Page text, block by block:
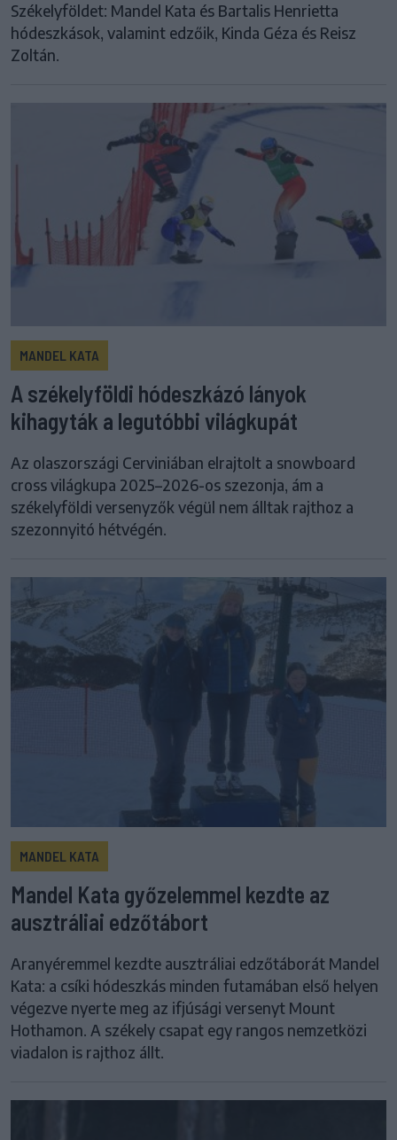
Székelyföldet: Mandel Kata és Bartalis Henrietta
hódeszkások, valamint edzőik, Kinda Géza és Reisz
Zoltán.
MANDEL KATA
A székelyföldi hódeszkázó lányok
kihagyták a legutóbbi világkupát
Az olaszországi Cerviniában elrajtolt a snowboard
cross világkupa 2025–2026-os szezonja, ám a
székelyföldi versenyzők végül nem álltak rajthoz a
szezonnyitó hétvégén.
MANDEL KATA
Mandel Kata győzelemmel kezdte az
ausztráliai edzőtábort
Aranyéremmel kezdte ausztráliai edzőtáborát Mandel
Kata: a csíki hódeszkás minden futamában első helyen
végezve nyerte meg az ifjúsági versenyt Mount
Hothamon. A székely csapat egy rangos nemzetközi
viadalon is rajthoz állt.